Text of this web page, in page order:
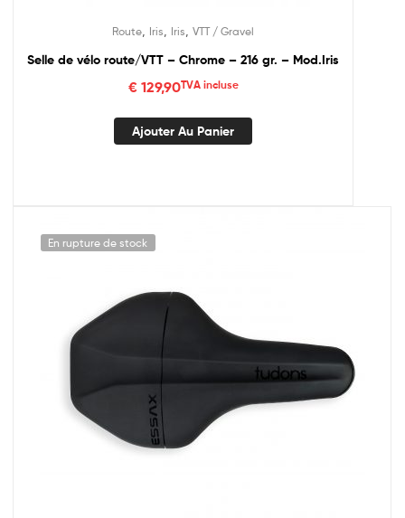
Route Iris Iris VTT / Gravel
Selle de vélo route/VTT – Chrome – 216 gr. – Mod.Iris
€129,90TVA incluse
Ajouter Au Panier
En rupture de stock